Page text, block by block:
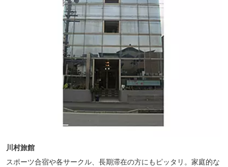
川村旅館
スポーツ合宿や各サークル、長期滞在の方にもピッタリ。家庭的な